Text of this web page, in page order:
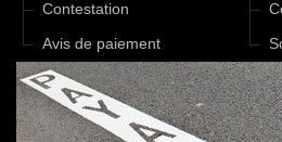
Contestation
Avis de paiement